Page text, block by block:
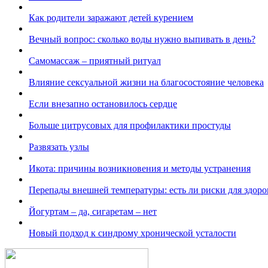
Как родители заражают детей курением
Вечный вопрос: сколько воды нужно выпивать в день?
Самомассаж – приятный ритуал
Влияние сексуальной жизни на благосостояние человека
Если внезапно остановилось сердце
Больше цитрусовых для профилактики простуды
Развязать узлы
Икота: причины возникновения и методы устранения
Перепады внешней температуры: есть ли риски для
Йогуртам – да, сигаретам – нет
Новый подход к синдрому хронической усталости